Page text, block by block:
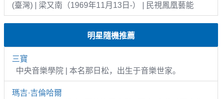
(臺灣) | 梁又南（1969年11月13日-） | 民視鳳凰藝能
明星隨機推薦
三寶
中央音樂學院 | 本名那日松，出生于音樂世家。
瑪吉·吉倫哈爾